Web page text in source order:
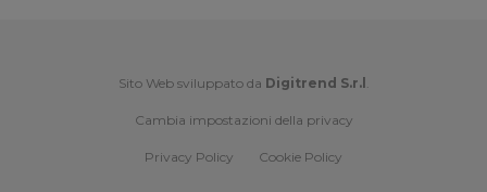
Sito Web sviluppato da Digitrend S.r.l .
Cambia impostazioni della privacy
Privacy Policy Cookie Policy